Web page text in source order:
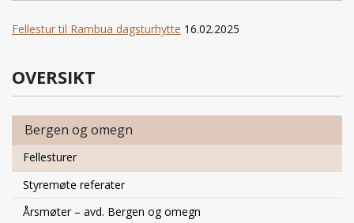
Fellestur til Rambua dagsturhytte 16.02.2025
OVERSIKT
Bergen og omegn
Fellesturer
Styremøte referater
Årsmøter – avd. Bergen og omegn